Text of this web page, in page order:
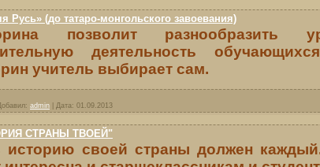
Русь» (до татаро-монгольского завоевания)
позволит разнообразить
деятельность
учитель выбирает сам.
admin Дата: 01.09.2013
СТРАНЫ ТВОЕЙ"
историю своей страны должен